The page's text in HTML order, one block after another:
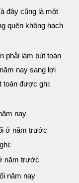
đây cũng là một
quên không hạch
phải làm bút toán
nay sang lợi
toán được ghi:
nay
ở năm trước
năm trước
năm nay